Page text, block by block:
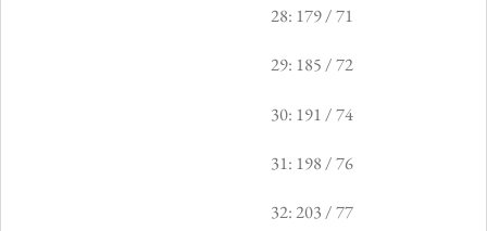
28: 179 / 71
29: 185 / 72
30: 191 / 74
31: 198 / 76
32: 203 / 77